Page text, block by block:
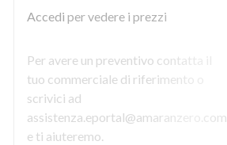
Accedi per vedere i prezzi
Per avere un preventivo contatta il
tuo commerciale di riferimento o
scrivici ad
assistenza.eportal@amaranzero.com
e ti aiuteremo.